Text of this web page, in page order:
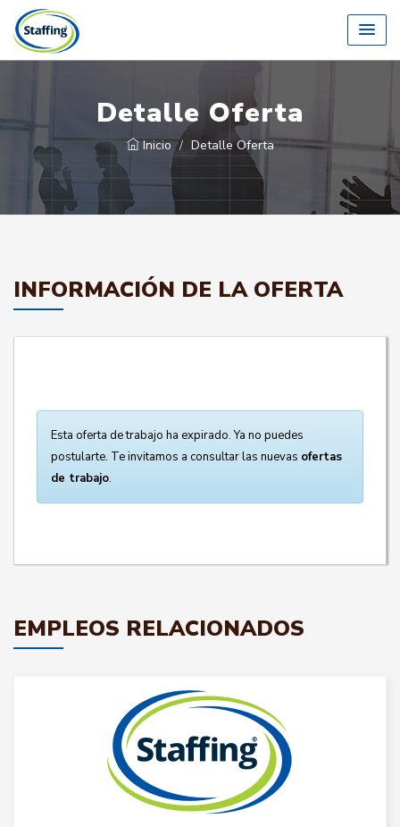
Detalle Oferta
Inicio Detalle Oferta
INFORMACIÓN DE LA OFERTA
Esta oferta de trabajo ha expirado. Ya no puedes
postularte. Te invitamos a consultar las nuevas ofertas
de trabajo.
EMPLEOS RELACIONADOS